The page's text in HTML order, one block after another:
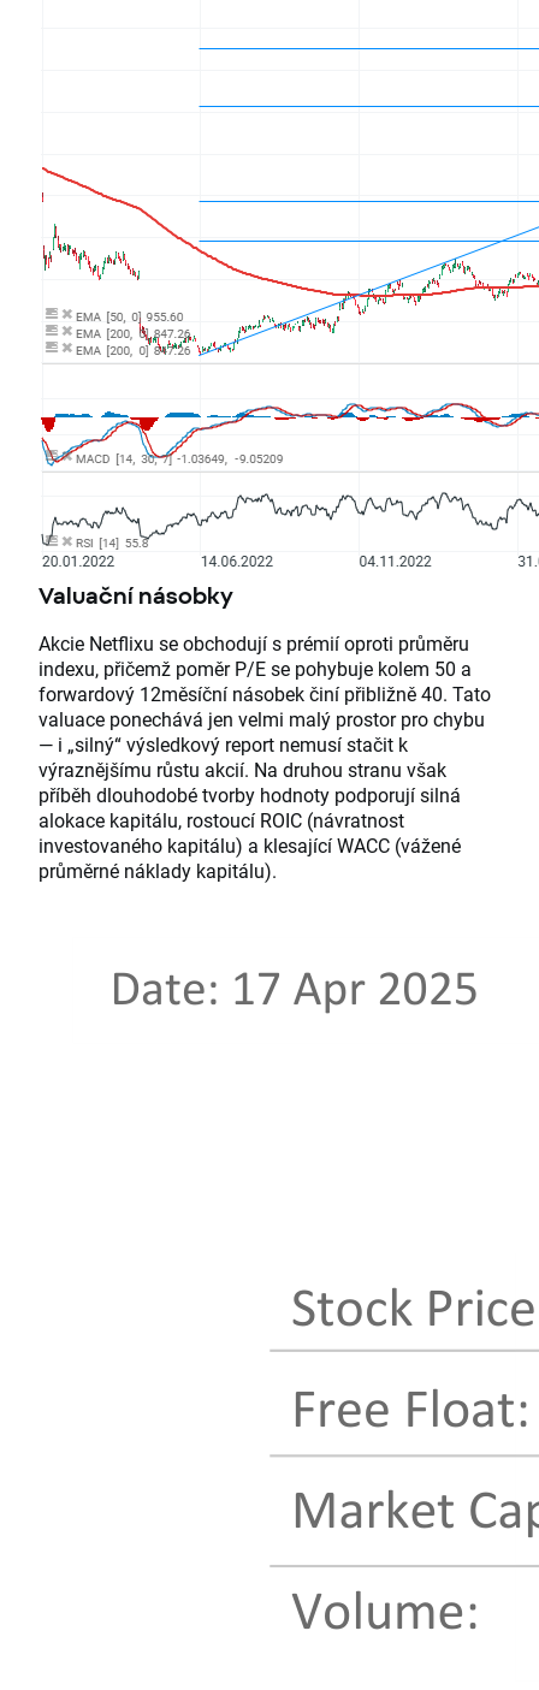
Valuační násobky
Akcie Netflixu se obchodují s prémií oproti průměru
indexu, přičemž poměr P/E se pohybuje kolem 50 a
forwardový 12měsíční násobek činí přibližně 40. Tato
valuace ponechává jen velmi malý prostor pro chybu
— i „silný“ výsledkový report nemusí stačit k
výraznějšímu růstu akcií. Na druhou stranu však
příběh dlouhodobé tvorby hodnoty podporují silná
alokace kapitálu, rostoucí ROIC (návratnost
investovaného kapitálu) a klesající WACC (vážené
průměrné náklady kapitálu).